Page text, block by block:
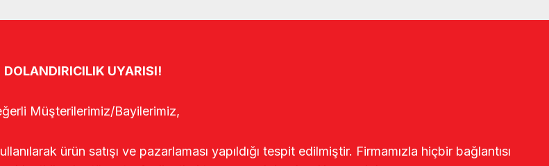
DOLANDIRICILIK UYARISI!
Müşterilerimiz/Bayilerimiz,
ürün satışı ve pazarlaması yapıldığı tespit edilmiştir. Firmamızla hiçbir bağlantısı